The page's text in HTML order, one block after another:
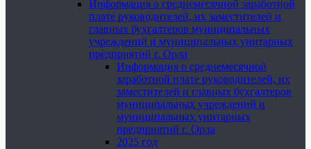
Информация о среднемесячной заработной
плате руководителей, их заместителей и
главных бухгалтеров муниципальных
учреждений и муниципальных унитарных
предприятий г. Орла
Информация о среднемесячной
заработной плате руководителей, их
заместителей и главных бухгалтеров
муниципальных учреждений и
муниципальных унитарных
предприятий г. Орла
2025 год